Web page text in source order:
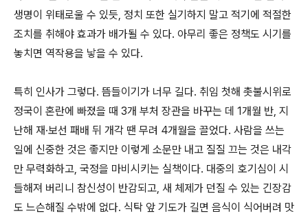
생명이 위태로울 수 있듯, 정치 또한 실기하지 말고 적기에 적절한
조치를 취해야 효과가 배가될 수 있다. 아무리 좋은 정책도 시기를
놓치면 역작용을 낳을 수 있다.
특히 인사가 그렇다. 뜸들이기가 너무 길다. 취임 첫해 촛불시위로
정국이 혼란에 빠졌을 때 3개 부처 장관을 바꾸는 데 1개월 반, 지
난해 재·보선 패배 뒤 개각 땐 무려 4개월을 끌었다. 사람을 쓰는
일에 신중한 것은 좋지만 이렇게 소문만 내고 질질 끄는 것은 내각
만 무력화하고, 국정을 마비시키는 실책이다. 대중의 호기심이 시
들해져 버리니 참신성이 반감되고, 새 체제가 던질 수 있는 긴장감
도 느슨해질 수밖에 없다. 식탁 앞 기도가 길면 음식이 식어버려 맛